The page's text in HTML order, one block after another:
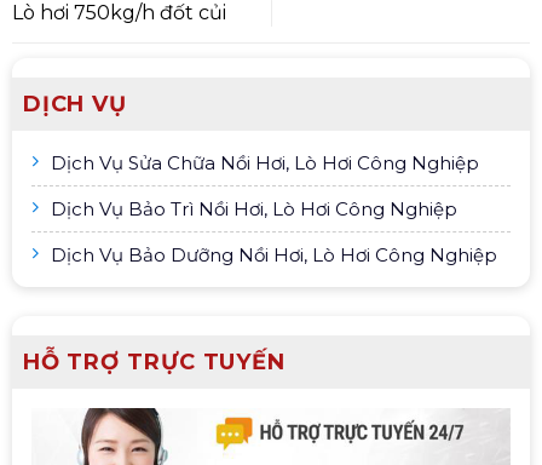
DỊCH VỤ
Dịch Vụ Sửa Chữa Nồi Hơi, Lò Hơi Công Nghiệp
Dịch Vụ Bảo Trì Nồi Hơi, Lò Hơi Công Nghiệp
Dịch Vụ Bảo Dưỡng Nồi Hơi, Lò Hơi Công Nghiệp
HỖ TRỢ TRỰC TUYẾN
Lò hơi 750kg/h đốt củi